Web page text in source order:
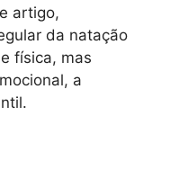
artigo,
da natação
física, mas
a